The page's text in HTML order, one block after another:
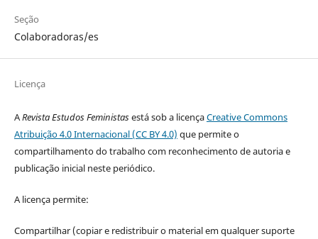
Seção
Colaboradoras/es
Licença
ARevista Estudos Feministasestá sob a licençaCreative Commons
Atribuição 4.0 Internacional (CC BY 4.0) que permite o
compartilhamento do trabalho com reconhecimento de autoria e
publicação inicial neste periódico.
A licença permite:
Compartilhar (copiar e redistribuir o material em qualquer suporte